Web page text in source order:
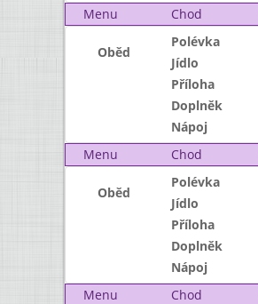
Menu
Chod
Oběd
Polévka
Jídlo
Příloha
Doplněk
Nápoj
Menu
Chod
Oběd
Polévka
Jídlo
Příloha
Doplněk
Nápoj
Menu
Chod